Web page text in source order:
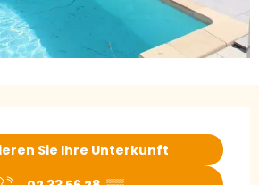
Sie Ihre Unterkunft